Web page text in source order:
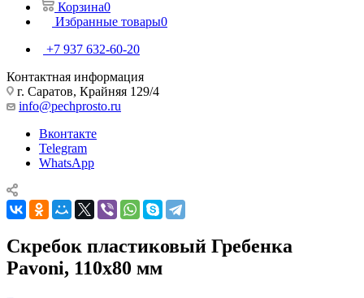
Корзина0
Избранные товары0
+7 937 632-60-20
Контактная информация
г. Саратов, Крайняя 129/4
info@pechprosto.ru
Вконтакте
Telegram
WhatsApp
Скребок пластиковый Гребенка
Pavoni, 110х80 мм